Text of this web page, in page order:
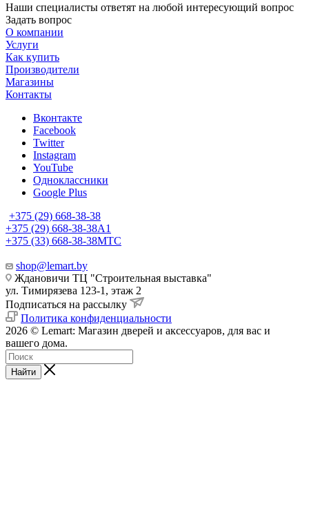
Наши специалисты ответят на любой интересующий вопрос
Задать вопрос
О компании
Услуги
Как купить
Производители
Магазины
Контакты
Вконтакте
Facebook
Twitter
Instagram
YouTube
Одноклассники
Google Plus
+375 (29) 668-38-38
+375 (29) 668-38-38A1
+375 (33) 668-38-38МТС
shop@lemart.by
Ждановичи ТЦ "Строительная выставка"
ул. Тимирязева 123-1, этаж 2
Подписаться на рассылку
Политика конфиденциальности
2026 © Lemart: Магазин дверей и аксессуаров, для вас и
вашего дома.
Найти